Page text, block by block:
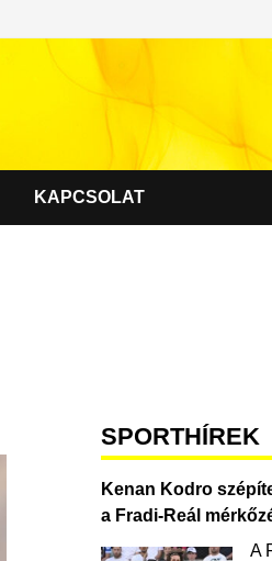
KAPCSOLAT
SPORTHÍREK
Kenan Kodro
a Fradi-Reál
A